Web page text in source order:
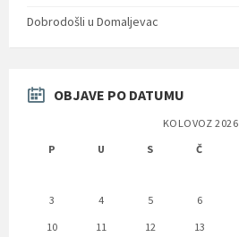
Dobrodošli u Domaljevac
OBJAVE PO DATUMU
KOLOVOZ 2026
P
U S Č
3
4 5 6
10
11 12 13